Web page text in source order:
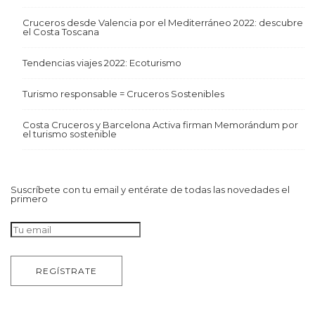
Cruceros desde Valencia por el Mediterráneo 2022: descubre
el Costa Toscana
Tendencias viajes 2022: Ecoturismo
Turismo responsable = Cruceros Sostenibles
Costa Cruceros y Barcelona Activa firman Memorándum por
el turismo sostenible
Suscríbete con tu email y entérate de todas las novedades el
primero